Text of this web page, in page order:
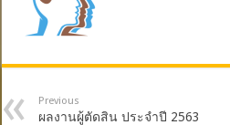
Previous
ผลงานผู้ตัดสิน ประจำปี 2563